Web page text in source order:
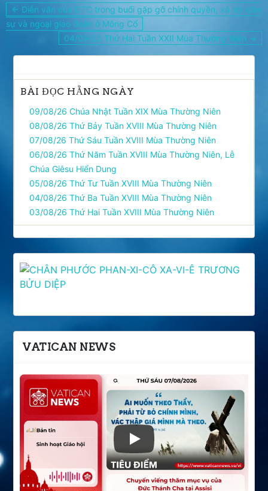
Điều
hướng
bài
← Diễn văn của ĐTC trong buổi gặp gỡ chính quyền, xã hội dân
sự và ngoại giao đoàn ở Mông Cổ
04/09/23 Thứ Hai Tuần XXII Mùa Thường Niên →
BÀI ĐỌC HẰNG NGÀY
09/08/26 Chúa Nhật Tuần XIX Mùa Thường Niên
08/08/26 Thứ Bảy Tuần XVIII Mùa Thường Niên
07/08/26 Thứ Sáu Tuần XVIII Mùa Thường Niên
06/08/26 Thứ Năm Tuần XVIII Mùa Thường Niên, Lễ
Chúa Giêsu Hiển Dung
05/08/26 Thứ Tư Tuần XVIII Mùa Thường Niên
04/08/26 Thứ Ba Tuần XVIII Mùa Thường Niên
03/08/26 Thứ Hai Tuần XVIII Mùa Thường Niên
VATICAN NEWS